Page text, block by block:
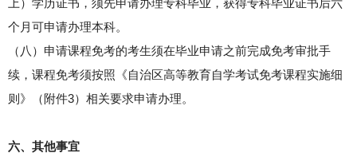
上）学历证书，须先申请办理专科毕业，获得专科毕业证书后六
个月可申请办理本科。
（八）申请课程免考的考生须在毕业申请之前完成免考审批手
续，课程免考须按照《自治区高等教育自学考试免考课程实施细
则》（附件3）相关要求申请办理。
六、其他事宜